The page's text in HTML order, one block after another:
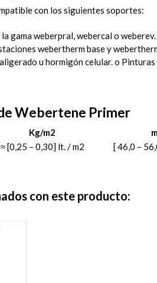
con los siguientes soportes:
la gamaweberpral,webercaloweberev.
webertherm basey
u hormigón celular. o
Webertene Primer
Kg/m2
≈ [0,25 – 0,30] lt. / m2 [ 46,0 –
con este producto: